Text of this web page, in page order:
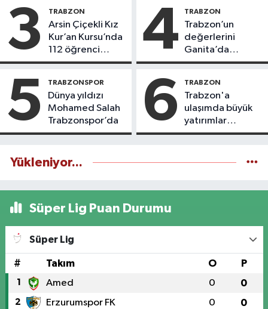
3 TRABZON
Arsin Çiçekli Kız
Kur’an Kursu’nda
112 öğrenci
icazet aldı
4 TRABZON
Trabzon’un
değerlerini
Ganita’da
yaşatıyoruz
5 TRABZONSPOR
Dünya yıldızı
Mohamed Salah
Trabzonspor’da
6 TRABZON
Trabzon'a
ulaşımda büyük
yatırımlar
yapılıyor
Yükleniyor...
Süper Lig Puan Durumu
Süper Lig
# Takım O P
1 Amed 0 0
2 Erzurumspor FK 0 0